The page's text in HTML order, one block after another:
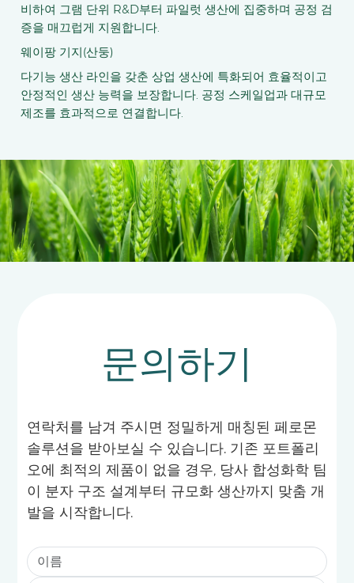
비하여 그램 단위 R&D부터 파일럿 생산에 집중하며 공정 검
증을 매끄럽게 지원합니다.
웨이팡 기지(산둥)
다기능 생산 라인을 갖춘 상업 생산에 특화되어 효율적이고
안정적인 생산 능력을 보장합니다. 공정 스케일업과 대규모
제조를 효과적으로 연결합니다.
문의하기
연락처를 남겨 주시면 정밀하게 매칭된 페로몬
솔루션을 받아보실 수 있습니다. 기존 포트폴리
오에 최적의 제품이 없을 경우, 당사 합성화학 팀
이 분자 구조 설계부터 규모화 생산까지 맞춤 개
발을 시작합니다.